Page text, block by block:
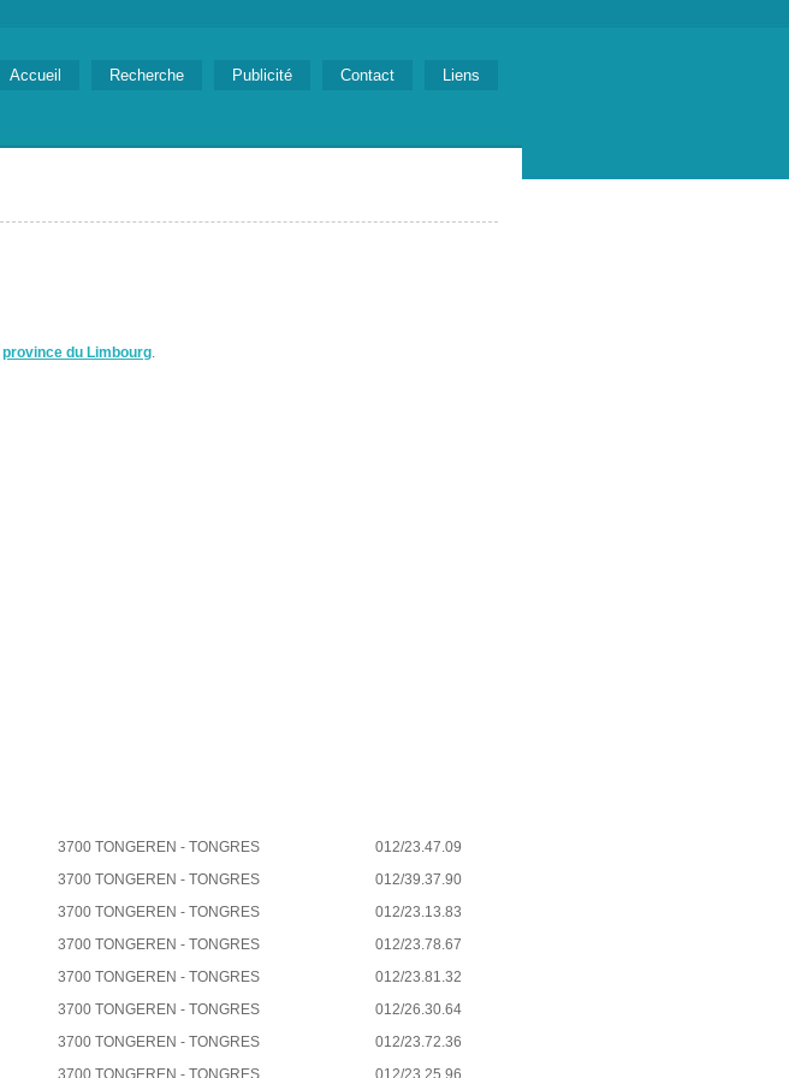
Accueil Recherche Publicité Contact Liens
province du Limbourg.
3700 TONGEREN - TONGRES
012/23.47.09
3700 TONGEREN - TONGRES
012/39.37.90
3700 TONGEREN - TONGRES
012/23.13.83
3700 TONGEREN - TONGRES
012/23.78.67
3700 TONGEREN - TONGRES
012/23.81.32
3700 TONGEREN - TONGRES
012/26.30.64
3700 TONGEREN - TONGRES
012/23.72.36
3700 TONGEREN - TONGRES 012/23.25.96